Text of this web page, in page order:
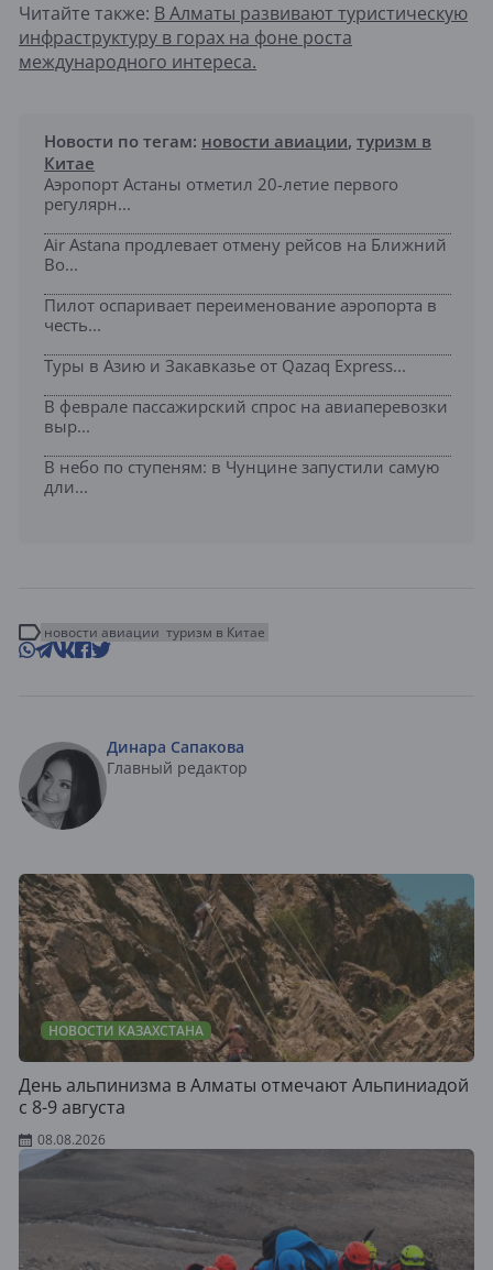
Читайте также: В Алматы развивают туристическую
инфраструктуру в горах на фоне роста
международного интереса.
Новости по тегам: новости авиации, туризм в
Китае
Аэропорт Астаны отметил 20-летие первого
регулярн...
Air Astana продлевает отмену рейсов на Ближний
Во...
Пилот оспаривает переименование аэропорта в
честь...
Туры в Азию и Закавказье от Qazaq Express...
В феврале пассажирский спрос на авиаперевозки
выр...
В небо по ступеням: в Чунцине запустили самую
дли...
новости авиации туризм в Китае
Динара Сапакова
Главный редактор
НОВОСТИ КАЗАХСТАНА
День альпинизма в Алматы отмечают Альпиниадой
с 8-9 августа
08.08.2026